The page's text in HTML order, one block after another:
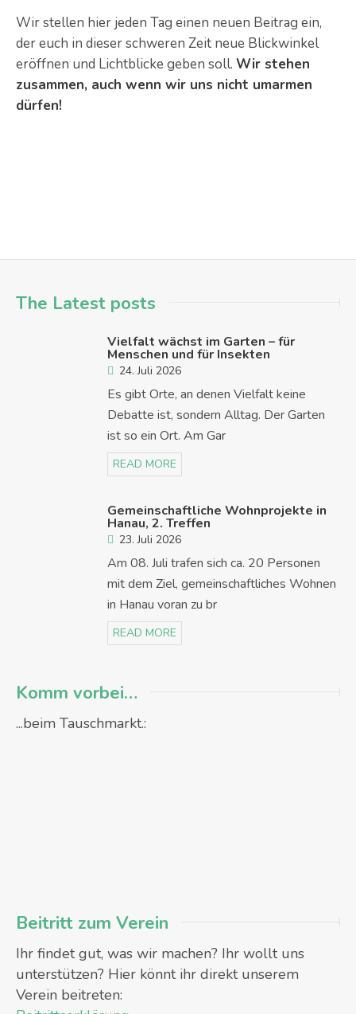
Wir stellen hier jeden Tag einen neuen Beitrag ein,
der euch in dieser schweren Zeit neue Blickwinkel
eröffnen und Lichtblicke geben soll. Wir stehen
zusammen, auch wenn wir uns nicht umarmen
dürfen!
The Latest posts
Vielfalt wächst im Garten – für
Menschen und für Insekten
24. Juli 2026
Es gibt Orte, an denen Vielfalt keine
Debatte ist, sondern Alltag. Der Garten
ist so ein Ort. Am Gar
READ MORE
Gemeinschaftliche Wohnprojekte in
Hanau, 2. Treffen
23. Juli 2026
Am 08. Juli trafen sich ca. 20 Personen
mit dem Ziel, gemeinschaftliches Wohnen
in Hanau voran zu br
READ MORE
Komm vorbei…
...beim Tauschmarkt.:
Beitritt zum Verein
Ihr findet gut, was wir machen? Ihr wollt uns
unterstützen? Hier könnt ihr direkt unserem
Verein beitreten: